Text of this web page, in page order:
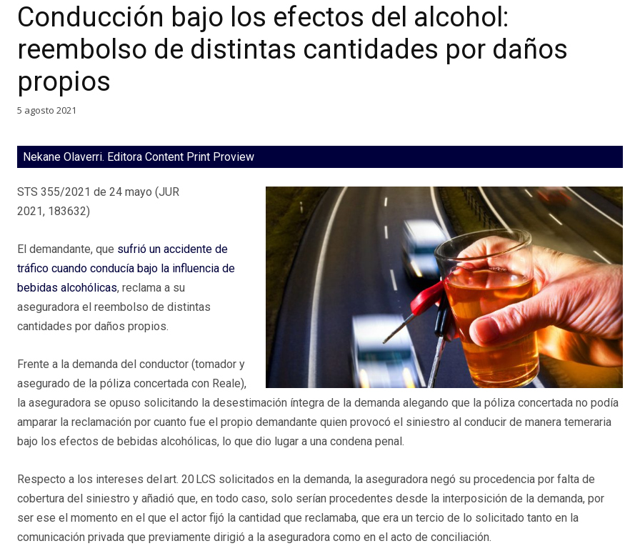
Conducción bajo los efectos del alcohol:
reembolso de distintas cantidades por daños
propios
5 agosto 2021
Nekane Olaverri. Editora Content Print Proview
STS 355/2021 de 24 mayo (JUR
2021, 183632)
El demandante, que sufrió un accidente de
tráfico cuando conducía bajo la influencia de
bebidas alcohólicas, reclama a su
aseguradora el reembolso de distintas
cantidades por daños propios.
Frente a la demanda del conductor (tomador y
asegurado de la póliza concertada con Reale),
la aseguradora se opuso solicitando la desestimación íntegra de la demanda alegando que la póliza concertada no podía
amparar la reclamación por cuanto fue el propio demandante quien provocó el siniestro al conducir de manera temeraria
bajo los efectos de bebidas alcohólicas, lo que dio lugar a una condena penal.
Respecto a los intereses del art. 20 LCS solicitados en la demanda, la aseguradora negó su procedencia por falta de
cobertura del siniestro y añadió que, en todo caso, solo serían procedentes desde la interposición de la demanda, por
ser ese el momento en el que el actor fijó la cantidad que reclamaba, que era un tercio de lo solicitado tanto en la
comunicación privada que previamente dirigió a la aseguradora como en el acto de conciliación.